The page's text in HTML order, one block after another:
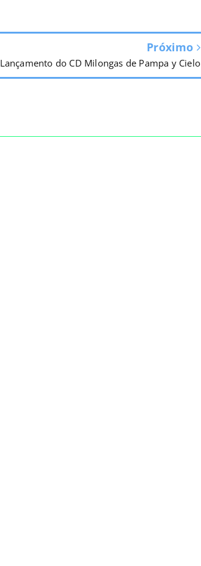
Próximo
Lançamento do CD Milongas de Pampa y Cielo